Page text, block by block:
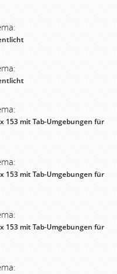
153 mit Tab-Umgebungen für
153 mit Tab-Umgebungen für
153 mit Tab-Umgebungen für